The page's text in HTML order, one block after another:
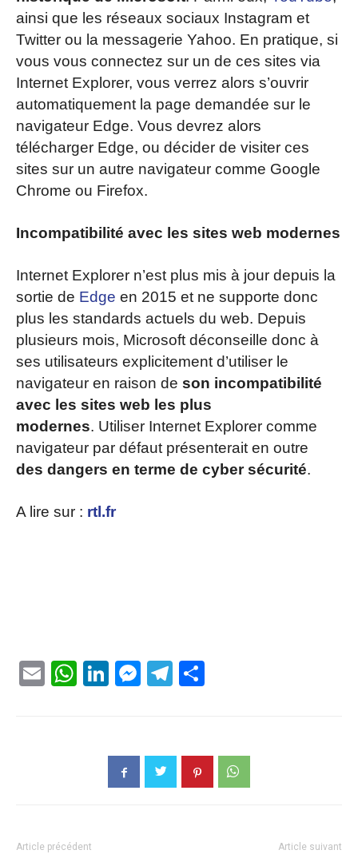
ainsi que les réseaux sociaux Instagram et
Twitter ou la messagerie Yahoo. En pratique, si
vous vous connectez sur un de ces sites via
Internet Explorer, vous verrez alors s’ouvrir
automatiquement la page demandée sur le
navigateur Edge. Vous devrez alors
télécharger Edge, ou décider de visiter ces
sites sur un autre navigateur comme Google
Chrome ou Firefox.
Incompatibilité avec les sites web modernes
Internet Explorer n’est plus mis à jour depuis la
sortie de Edge en 2015 et ne supporte donc
plus les standards actuels du web. Depuis
plusieurs mois, Microsoft déconseille donc à
ses utilisateurs explicitement d’utiliser le
navigateur en raison de son incompatibilité
avec les sites web les plus
modernes. Utiliser Internet Explorer comme
navigateur par défaut présenterait en outre
des dangers en terme de cyber sécurité.
A lire sur : rtl.fr
EmailWhatsApp
LinkedIn
Messenger
Telegram
Article précédent Article suivant